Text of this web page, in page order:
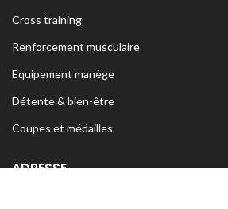
Cross training
Renforcement musculaire
Equipement manège
Détente & bien-être
Coupes et médailles
ADRESSE